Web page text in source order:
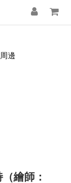
邊
繪師：